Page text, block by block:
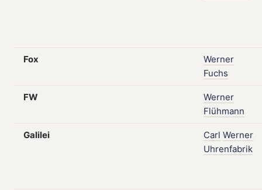
Fox
Werner
Fuchs
FW
Werner
Flühmann
Galilei Carl Werner
Uhrenfabrik